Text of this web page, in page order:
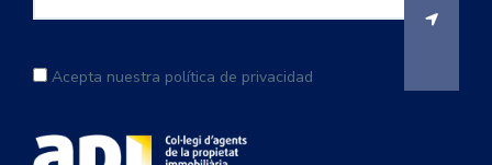
Acepta nuestra política de privacidad